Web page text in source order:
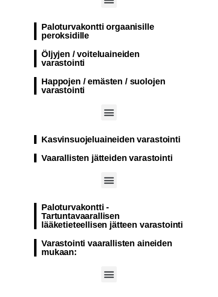
Paloturvakontti orgaanisille
peroksidille
Öljyjen / voiteluaineiden
varastointi
Happojen / emästen / suolojen
varastointi
Kasvinsuojeluaineiden varastointi
Vaarallisten jätteiden varastointi
Paloturvakontti -
Tartuntavaarallisen
lääketieteellisen jätteen varastointi
Varastointi vaarallisten aineiden
mukaan: